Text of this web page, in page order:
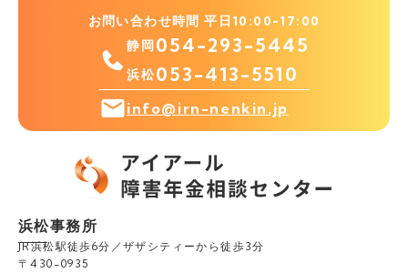
お問い合わせ時間 平日10:00-17:00
静岡054-293-5445
浜松053-413-5510
info@irn-nenkin.jp
浜松事務所
JR浜松駅徒歩6分／ザザシティーから徒歩3分
〒430-0935